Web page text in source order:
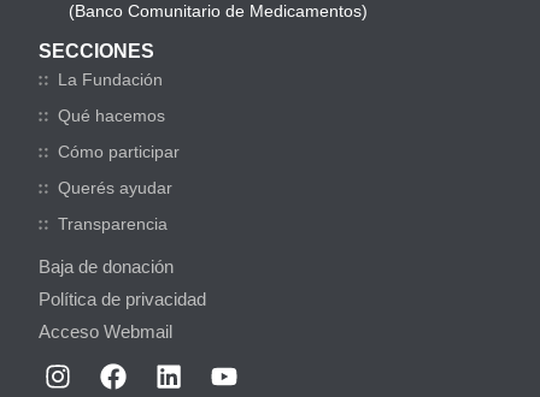
(Banco Comunitario de Medicamentos)
SECCIONES
La Fundación
Qué hacemos
Cómo participar
Querés ayudar
Transparencia
Baja de donación
Política de privacidad
Acceso Webmail